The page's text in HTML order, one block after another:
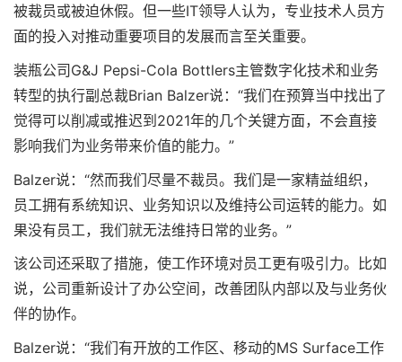
被裁员或被迫休假。但一些IT领导人认为，专业技术人员方
面的投入对推动重要项目的发展而言至关重要。
装瓶公司G&J Pepsi-Cola Bottlers主管数字化技术和业务
转型的执行副总裁Brian Balzer说：“我们在预算当中找出了
觉得可以削减或推迟到2021年的几个关键方面，不会直接
影响我们为业务带来价值的能力。”
Balzer说：“然而我们尽量不裁员。我们是一家精益组织，
员工拥有系统知识、业务知识以及维持公司运转的能力。如
果没有员工，我们就无法维持日常的业务。”
该公司还采取了措施，使工作环境对员工更有吸引力。比如
说，公司重新设计了办公空间，改善团队内部以及与业务伙
伴的协作。
Balzer说：“我们有开放的工作区、移动的MS Surface工作